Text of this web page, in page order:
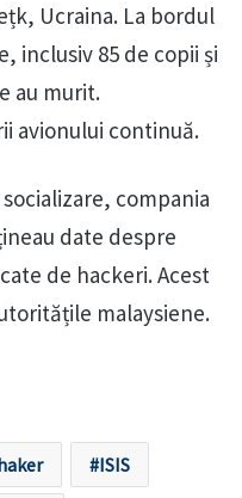
Ucraina. La bordul
inclusiv 85 de copii și
au murit.
avionului continuă.
compania
date despre
de hackeri. Acest
malaysiene.
ISIS